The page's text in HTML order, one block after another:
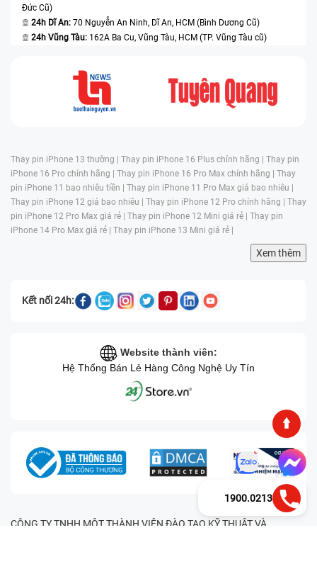
Đức Cũ)
24h Dĩ An: 70 Nguyễn An Ninh, Dĩ An, HCM (Bình Dương Cũ)
24h Vũng Tàu: 162A Ba Cu, Vũng Tàu, HCM (TP. Vũng Tàu cũ)
Thay pin iPhone 13 thường | Thay pin iPhone 16 Plus chính hãng | Thay pin
iPhone 16 Pro chính hãng | Thay pin iPhone 16 Pro Max chính hãng | Thay
pin iPhone 11 bao nhiêu tiền | Thay pin iPhone 11 Pro Max giá bao nhiêu |
Thay pin iPhone 12 giá bao nhiêu | Thay pin iPhone 12 Pro chính hãng | Thay
pin iPhone 12 Pro Max giá rẻ | Thay pin iPhone 12 Mini giá rẻ | Thay pin
iPhone 14 Pro Max giá rẻ | Thay pin iPhone 13 Mini giá rẻ |
Xem thêm
Kết nối 24h:
Website thành viên:
Hệ Thống Bán Lẻ Hàng Công Nghệ Uy Tín
CÔNG TY TNHH MỘT THÀNH VIÊN ĐÀO TẠO KỸ THUẬT VÀ
1900.0213